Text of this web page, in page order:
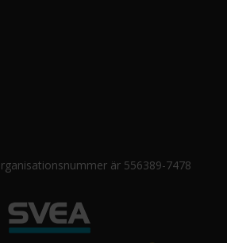
är 556389-7478